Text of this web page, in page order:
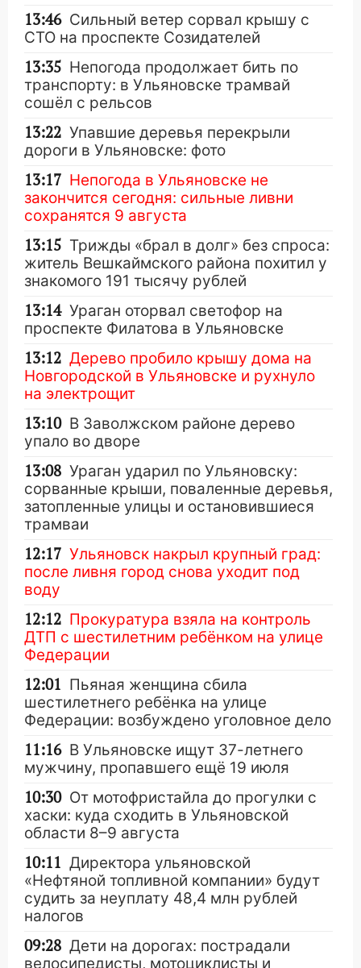
13:46 Сильный ветер сорвал крышу с
СТО на проспекте Созидателей
13:35 Непогода продолжает бить по
транспорту: в Ульяновске трамвай
сошёл с рельсов
13:22 Упавшие деревья перекрыли
дороги в Ульяновске: фото
13:17 Непогода в Ульяновске не
закончится сегодня: сильные ливни
сохранятся 9 августа
13:15 Трижды «брал в долг» без спроса:
житель Вешкаймского района похитил у
знакомого 191 тысячу рублей
13:14 Ураган оторвал светофор на
проспекте Филатова в Ульяновске
13:12 Дерево пробило крышу дома на
Новгородской в Ульяновске и рухнуло
на электрощит
13:10 В Заволжском районе дерево
упало во дворе
13:08 Ураган ударил по Ульяновску:
сорванные крыши, поваленные деревья,
затопленные улицы и остановившиеся
трамваи
12:17 Ульяновск накрыл крупный град:
после ливня город снова уходит под
воду
12:12 Прокуратура взяла на контроль
ДТП с шестилетним ребёнком на улице
Федерации
12:01 Пьяная женщина сбила
шестилетнего ребёнка на улице
Федерации: возбуждено уголовное дело
11:16 В Ульяновске ищут 37-летнего
мужчину, пропавшего ещё 19 июля
10:30 От мотофристайла до прогулки с
хаски: куда сходить в Ульяновской
области 8–9 августа
10:11 Директора ульяновской
«Нефтяной топливной компании» будут
судить за неуплату 48,4 млн рублей
налогов
09:28 Дети на дорогах: пострадали
велосипедисты, мотоциклисты и